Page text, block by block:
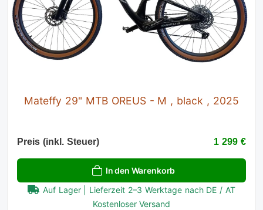
Mateffy 29" MTB OREUS - M , black , 2025
Preis (inkl. Steuer) 1 299 €
In den Warenkorb
Auf Lager | Lieferzeit 2–3 Werktage nach DE / AT
Kostenloser Versand